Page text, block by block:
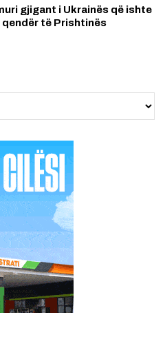
gjigant i Ukrainës që ishte
qendër të Prishtinës